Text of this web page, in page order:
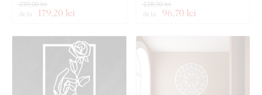
de la 179,20 lei
239,00 lei
de la 96,70 lei
128,90 lei